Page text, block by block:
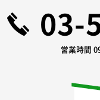
03-
営業時間